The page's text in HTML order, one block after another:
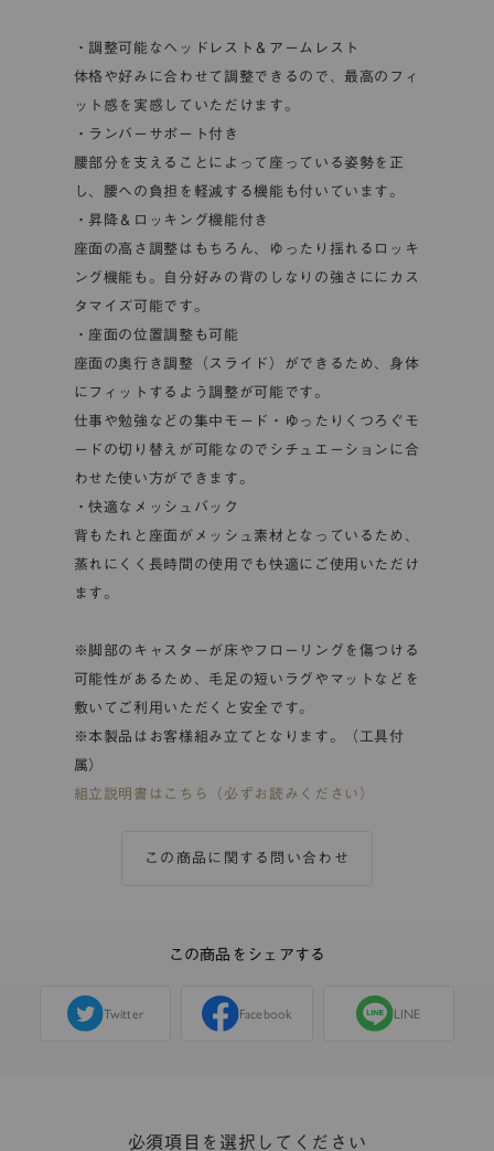
・調整可能なヘッドレスト＆アームレスト
体格や好みに合わせて調整できるので、最高のフィ
ット感を実感していただけます。
・ランバーサポート付き
腰部分を支えることによって座っている姿勢を正
し、腰への負担を軽減する機能も付いています。
・昇降＆ロッキング機能付き
座面の高さ調整はもちろん、ゆったり揺れるロッキ
ング機能も。自分好みの背のしなりの強さににカス
タマイズ可能です。
・座面の位置調整も可能
座面の奥行き調整（スライド）ができるため、身体
にフィットするよう調整が可能です。
仕事や勉強などの集中モード・ゆったりくつろぐモ
ードの切り替えが可能なのでシチュエーションに合
わせた使い方ができます。
・快適なメッシュバック
背もたれと座面がメッシュ素材となっているため、
蒸れにくく長時間の使用でも快適にご使用いただけ
ます。
※脚部のキャスターが床やフローリングを傷つける
可能性があるため、毛足の短いラグやマットなどを
敷いてご利用いただくと安全です。
※本製品はお客様組み立てとなります。（工具付
属）
組立説明書はこちら（必ずお読みください）
この商品に関する問い合わせ
この商品をシェアする
Twitter Facebook LINE
必須項目を選択してください